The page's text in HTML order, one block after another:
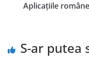
Aplicațiile
S-ar putea